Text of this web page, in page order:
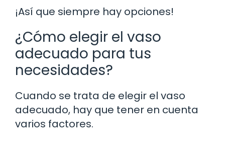
¡Así que siempre hay opciones!
¿Cómo elegir el vaso
adecuado para tus
necesidades?
Cuando se trata de elegir el vaso
adecuado, hay que tener en cuenta
varios factores.